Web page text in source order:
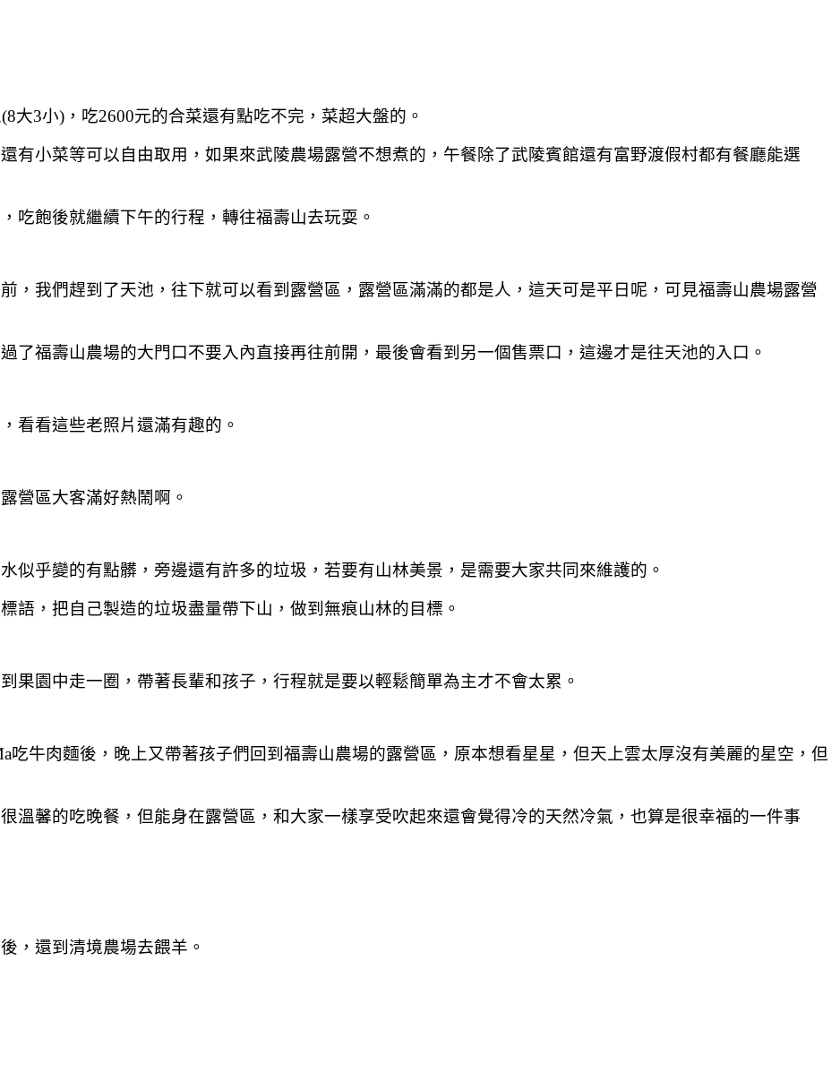
大3小)，吃2600元的合菜還有點吃不完，菜超大盤的。
有小菜等可以自由取用，如果來武陵農場露營不想煮的，午餐除了武陵賓館還有富野渡假村都有餐廳能選
吃飽後就繼續下午的行程，轉往福壽山去玩耍。
，我們趕到了天池，往下就可以看到露營區，露營區滿滿的都是人，這天可是平日呢，可見福壽山農場露營
了福壽山農場的大門口不要入內直接再往前開，最後會看到另一個售票口，這邊才是往天池的入口。
看看這些老照片還滿有趣的。
營區大客滿好熱鬧啊。
似乎變的有點髒，旁邊還有許多的垃圾，若要有山林美景，是需要大家共同來維護的。
語，把自己製造的垃圾盡量帶下山，做到無痕山林的目標。
果園中走一圈，帶著長輩和孩子，行程就是要以輕鬆簡單為主才不會太累。
吃牛肉麵後，晚上又帶著孩子們回到福壽山農場的露營區，原本想看星星，但天上雲太厚沒有美麗的星空，但
溫馨的吃晚餐，但能身在露營區，和大家一樣享受吹起來還會覺得冷的天然冷氣，也算是很幸福的一件事
，還到清境農場去餵羊。